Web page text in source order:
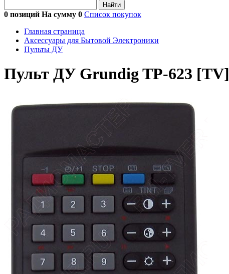
Найти
0 позиций На сумму 0 Список покупок
Главная страница
Аксессуары для Бытовой Электроники
Пульты ДУ
Пульт ДУ Grundig TP-623 [TV]